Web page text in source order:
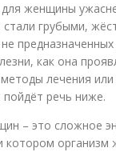
женщины
грубыми,
как она
лечения
речь ниже.
– это сложное
котором